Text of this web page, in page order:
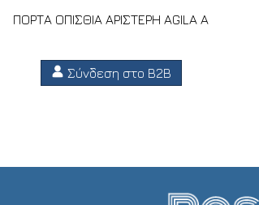
ΠΟΡΤΑ ΟΠΙΣΘΙΑ ΑΡΙΣΤΕΡΗ AGILA A
Σύνδεση στο B2B